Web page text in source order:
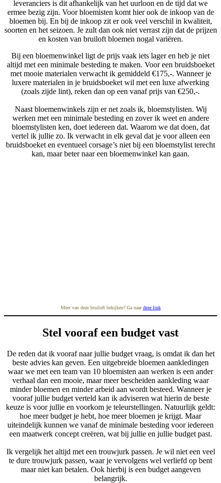
leveranciers is dit afhankelijk van het uurloon en de tijd dat we
ermee bezig zijn. Voor bloemisten komt hier ook de inkoop van de
bloemen bij. En bij de inkoop zit er ook veel verschil in kwaliteit,
soorten en het seizoen. Je zult dan ook niet verrast zijn dat de prijzen
en kosten van bruiloft bloemen nogal variëren.
Bij een bloemenwinkel ligt de prijs vaak iets lager en heb je niet
altijd met een minimale besteding te maken. Voor een bruidsboeket
met mooie materialen verwacht ik gemiddeld €175,-. Wanneer je
luxere materialen in je bruidsboeket wil met een luxe afwerking
(zoals zijde lint), reken dan op een vanaf prijs van €250,-.
Naast bloemenwinkels zijn er net zoals ik, bloemstylisten. Wij
werken met een minimale besteding en zover ik weet en andere
bloemstylisten ken, doet iedereen dat. Waarom we dat doen, dat
vertel ik jullie zo. Ik verwacht in elk geval dat je voor alleen een
bruidsboeket en eventueel corsage’s niet bij een bloemstylist terecht
kan, maar beter naar een bloemenwinkel kan gaan.
Meer van deze bruiloft bekijken? Ga naardeze link
Stel vooraf een budget vast
De reden dat ik vooraf naar jullie budget vraag, is omdat ik dan het
beste advies kan geven. Een uitgebreide bloemen aankledingen
waar we met een team van 10 bloemisten aan werken is een ander
verhaal dan een mooie, maar meer bescheiden aankleding waar
minder bloemen en minder arbeid aan wordt besteed. Wanneer je
vooraf jullie budget verteld kan ik adviseren wat hierin de beste
keuze is voor jullie en voorkom je teleurstellingen. Natuurlijk geldt:
hoe meer budget je hebt, hoe meer bloemen je krijgt. Maar
uiteindelijk kunnen we vanaf de minimale besteding voor iedereen
een maatwerk concept creëren, wat bij jullie en jullie budget past.
Ik vergelijk het altijd met een trouwjurk passen. Je wil niet een veel
te dure trouwjurk passen, waar je vervolgens wel verliefd op bent
maar niet kan betalen. Ook hierbij is een budget aangeven
belangrijk.